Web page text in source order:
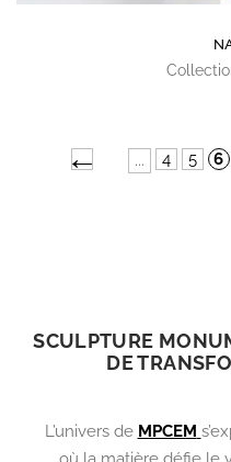
← ... 4 5 6
SCULPTURE
DE
L’univers de MPCEM